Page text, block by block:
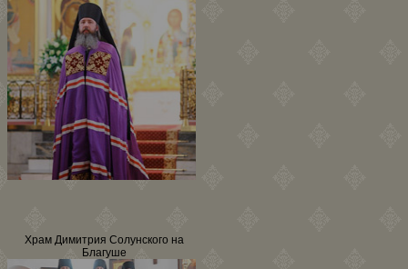
Храм Димитрия Солунского на
Благуше